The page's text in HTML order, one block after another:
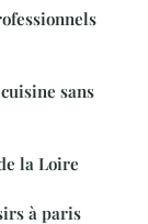
sans
la Loire
à paris